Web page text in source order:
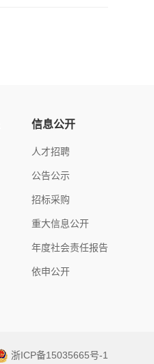
信息公开
人才招聘
公告公示
招标采购
重大信息公开
年度社会责任报告
依申公开
浙ICP备15035665号-1